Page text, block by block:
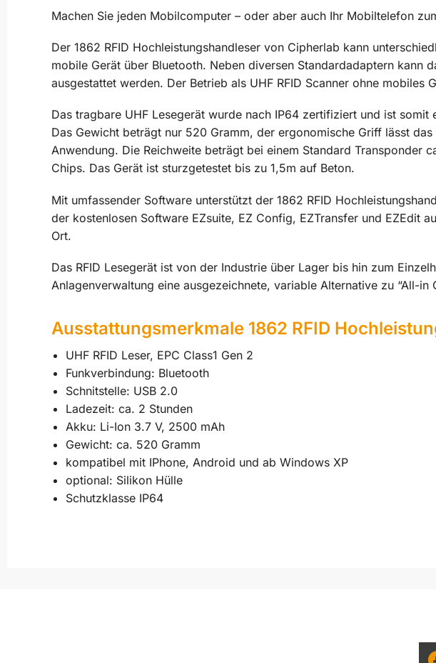
Machen Sie jeden Mobilcomputer – oder aber auch Ihr Mobiltelefon
Der 1862 RFID Hochleistungshandleser von Cipherlab kann
mobile Gerät über Bluetooth. Neben diversen Standardadaptern kann
ausgestattet werden. Der Betrieb als UHF RFID Scanner ohne
Das tragbare UHF Lesegerät wurde nach IP64 zertifiziert und ist
Das Gewicht beträgt nur 520 Gramm, der ergonomische Griff lässt
Anwendung. Die Reichweite beträgt bei einem Standard Transponder
Chips. Das Gerät ist sturzgetestet bis zu 1,5m auf Beton.
Mit umfassender Software unterstützt der 1862 RFID
der kostenlosen Software EZsuite, EZ Config, EZTransfer und EZEdit
Ort.
Das RFID Lesegerät ist von der Industrie über Lager bis hin zum
Anlagenverwaltung eine ausgezeichnete, variable Alternative zu “All-
Ausstattungsmerkmale 1862 RFID
UHF RFID Leser, EPC Class1 Gen 2
Funkverbindung: Bluetooth
Schnitstelle: USB 2.0
Ladezeit: ca. 2 Stunden
Akku: Li-Ion 3.7 V, 2500 mAh
Gewicht: ca. 520 Gramm
kompatibel mit IPhone, Android und ab Windows XP
optional: Silikon Hülle
Schutzklasse IP64